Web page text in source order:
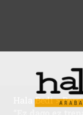
Hala Bedi>